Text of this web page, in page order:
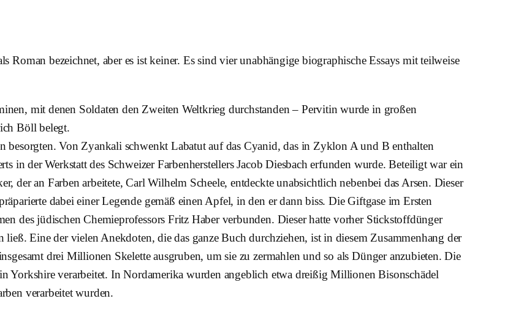
bezeichnet, aber es ist keiner. Es sind vier unabhängige biographische Essays mit teilweise
mit denen Soldaten den Zweiten Weltkrieg durchstanden – Pervitin wurde in großen
Böll belegt.
besorgten. Von Zyankali schwenkt Labatut auf das Cyanid, das in Zyklon A und B enthalten
in der Werkstatt des Schweizer Farbenherstellers Jacob Diesbach erfunden wurde. Beteiligt war ein
der an Farben arbeitete, Carl Wilhelm Scheele, entdeckte unabsichtlich nebenbei das Arsen. Dieser
dabei einer Legende gemäß einen Apfel, in den er dann biss. Die Giftgase im Ersten
des jüdischen Chemieprofessors Fritz Haber verbunden. Dieser hatte vorher Stickstoffdünger
Eine der vielen Anekdoten, die das ganze Buch durchziehen, ist in diesem Zusammenhang der
drei Millionen Skelette ausgruben, um sie zu zermahlen und so als Dünger anzubieten. Die
verarbeitet. In Nordamerika wurden angeblich etwa dreißig Millionen Bisonschädel
verarbeitet wurden.